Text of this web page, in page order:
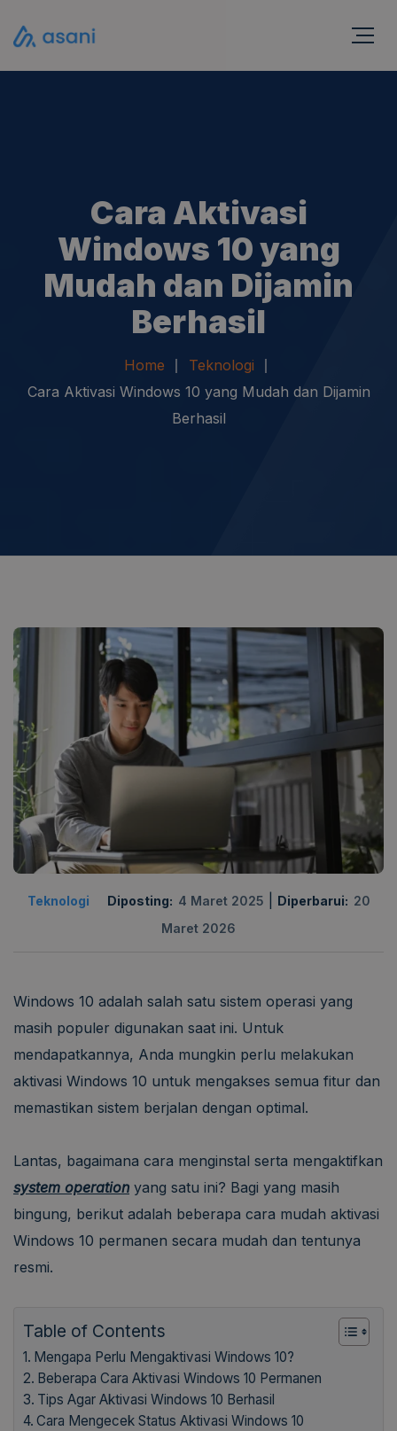
Cara Aktivasi
Windows 10 yang
Mudah dan Dijamin
Berhasil
Home
Teknologi
Cara Aktivasi Windows 10 yang Mudah dan Dijamin
Berhasil
Teknologi Diposting: 4 Maret 2025 Diperbarui: 20
Maret 2026
Windows 10 adalah salah satu sistem operasi yang
masih populer digunakan saat ini. Untuk
mendapatkannya, Anda mungkin perlu melakukan
aktivasi Windows 10 untuk mengakses semua fitur dan
memastikan sistem berjalan dengan optimal.
Lantas, bagaimana cara menginstal serta mengaktifkan
system operation yang satu ini? Bagi yang masih
bingung, berikut adalah beberapa cara mudah aktivasi
Windows 10 permanen secara mudah dan tentunya
resmi.
Table of Contents
Mengapa Perlu Mengaktivasi Windows 10?
Beberapa Cara Aktivasi Windows 10 Permanen
Tips Agar Aktivasi Windows 10 Berhasil
Cara Mengecek Status Aktivasi Windows 10